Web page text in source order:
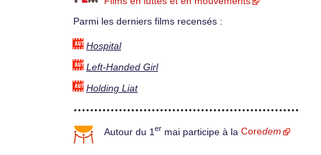
Parmi les derniers films recensés :
Hospital
Left-Handed Girl
Holding Liat
Autour du 1 er mai participe à la Coredem